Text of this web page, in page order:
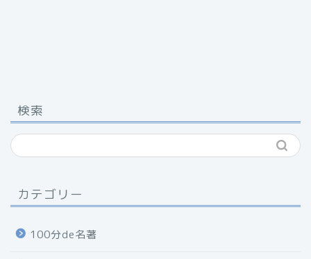
検索
カテゴリー
100分de名著